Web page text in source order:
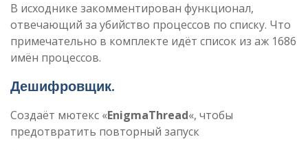
В исходнике закомментирован функционал,
отвечающий за убийство процессов по списку. Что
примечательно в комплекте идёт список из аж 1686
имён процессов.
Дешифровщик.
Создаёт мютекс «EnigmaThread«, чтобы
предотвратить повторный запуск